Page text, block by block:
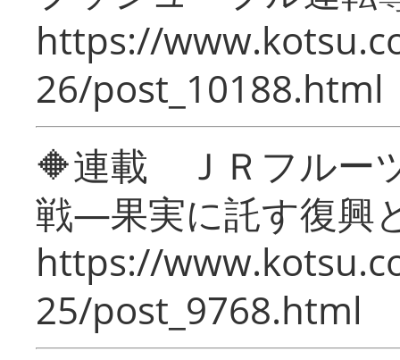
https://
26/post_10188.html
🔶連載 ＪＲフルー
戦―果実に託す復興
https://
25/post_9768.html